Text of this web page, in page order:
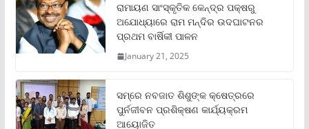
ରାମାୟଣ ସାଂସ୍କୃତିକ କେନ୍ଦ୍ର ପକ୍ଷରୁ
ଅଯୋଧ୍ୟାରେ ରାମ ମନ୍ଦିର ଉଦଘାଟନର
ପ୍ରଥମ ବାର୍ଷିକୀ ପାଳନ
January 21, 2025
ସମ୍‌ରେ ନବଜାତ ଶିଶୁଙ୍କ କ୍ଷେତ୍ରରେ
ପୁର୍ନଜୀବନ ପ୍ରଶିକ୍ଷଣ କାର୍ଯ୍ୟକ୍ରମ
ଆୟୋଜିତ